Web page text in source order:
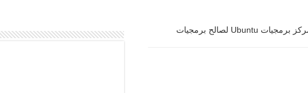
قريبا.. Canonical تستغني عن مركز برمجيات Ubuntu لصالح برمجيات